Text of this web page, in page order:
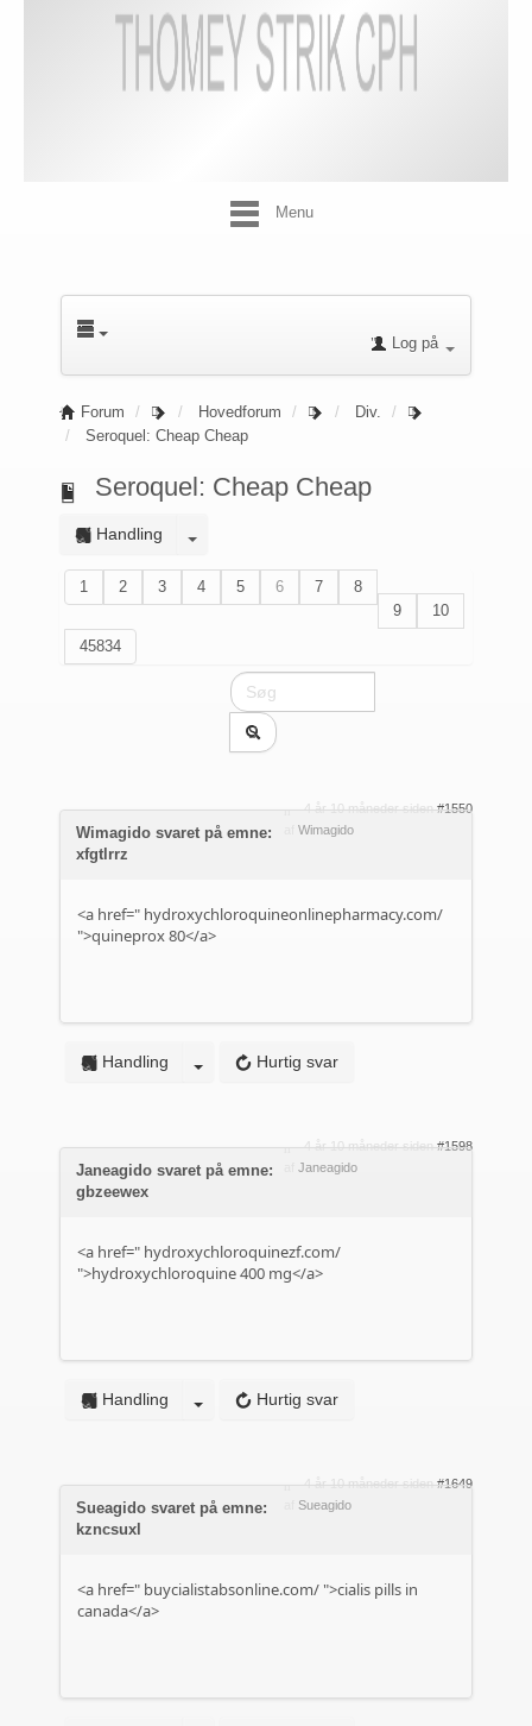
Menu
Log på
Forum Hovedforum
Div.
Seroquel: Cheap Cheap
Seroquel: Cheap Cheap
Handling
1 2 3 4 5 6 7
8
9
10
45834
4 år 10 måneder siden #1550
Wimagido
Wimagido svaret på emne:
xfgtlrrz
<a href=" hydroxychloroquineonlinepharmacy.com/
">quineprox 80</a>
Hurtig svar
Handling
4 år 10 måneder siden #1598
Janeagido
Janeagido svaret på emne:
gbzeewex
<a href=" hydroxychloroquinezf.com/
">hydroxychloroquine 400 mg</a>
Hurtig svar
Handling
4 år 10 måneder siden #1649
Sueagido
Sueagido svaret på emne:
kzncsuxl
<a href=" buycialistabsonline.com/ ">cialis pills in
canada</a>